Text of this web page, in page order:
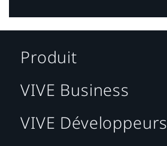
Produit
VIVE Business
VIVE Développeurs